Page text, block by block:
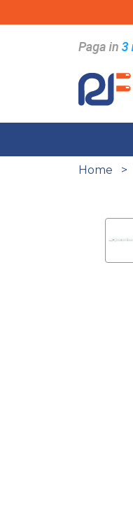
Home >